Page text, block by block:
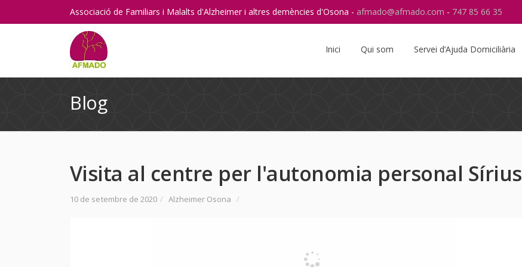
Associació de Familiars i Malalts d'Alzheimer i altres demències d'Osona - afmado@afmado.com - 747 85 66 35
Instagram
RSS
Inici Qui som Servei d’Ajuda Domiciliària
Blog
Visita al centre per l'autonomia personal Sírius
10 de setembre de 2020 / Alzheimer Osona /